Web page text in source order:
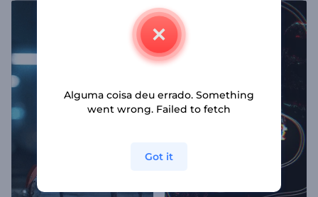
Alguma coisa deu errado. Something
went wrong. Failed to fetch
Got it